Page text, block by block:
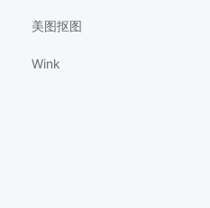
美图抠图
Wink